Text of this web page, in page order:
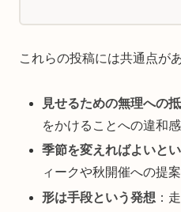
これらの投稿には共通点が
見せるための無理への
をかけることへの違和感
季節を変えればよいと
ィークや秋開催への提案
形は手段という発想 ：